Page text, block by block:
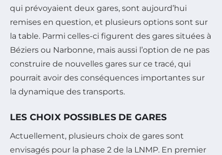
qui prévoyaient deux gares, sont aujourd’hui
remises en question, et plusieurs options sont sur
la table. Parmi celles-ci figurent des gares situées à
Béziers ou Narbonne, mais aussi l’option de ne pas
construire de nouvelles gares sur ce tracé, qui
pourrait avoir des conséquences importantes sur
la dynamique des transports.
LES CHOIX POSSIBLES DE GARES
Actuellement, plusieurs choix de gares sont
envisagés pour la phase 2 de la LNMP. En premier